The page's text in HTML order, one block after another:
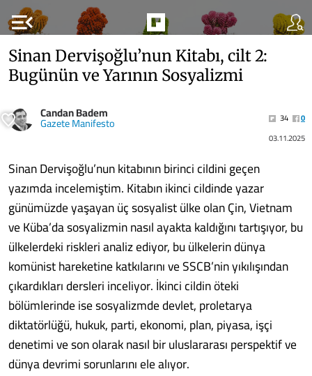
menu_open
Sinan Dervişoğlu’nun Kitabı, cilt 2:
Bugünün ve Yarının Sosyalizmi
Candan Badem
Gazete Manifesto 34
0
03.11.2025
Sinan Dervişoğlu’nun kitabının birinci cildini geçen
yazımda incelemiştim. Kitabın ikinci cildinde yazar
günümüzde yaşayan üç sosyalist ülke olan Çin, Vietnam
ve Küba’da sosyalizmin nasıl ayakta kaldığını tartışıyor, bu
ülkelerdeki riskleri analiz ediyor, bu ülkelerin dünya
komünist hareketine katkılarını ve SSCB’nin yıkılışından
çıkardıkları dersleri inceliyor. İkinci cildin öteki
bölümlerinde ise sosyalizmde devlet, proletarya
diktatörlüğü, hukuk, parti, ekonomi, plan, piyasa, işçi
denetimi ve son olarak nasıl bir uluslararası perspektif ve
dünya devrimi sorunlarını ele alıyor.